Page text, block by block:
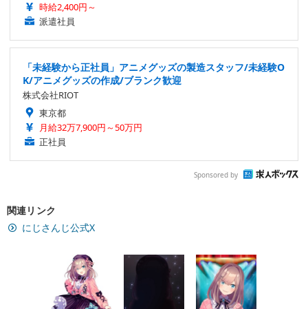
時給2,400円～
派遣社員
「未経験から正社員」アニメグッズの製造スタッフ/未経験O
K/アニメグッズの作成/ブランク歓迎
株式会社RIOT
東京都
月給32万7,900円～50万円
正社員
Sponsored by
関連リンク
にじさんじ公式X